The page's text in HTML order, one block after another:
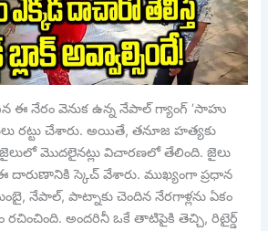
ఈ నేరం వెనుక ఉన్న నేపాల్ గ్యాంగ్ ‘సాహు
రట్టు చేశారు. అయితే, తనూజ హత్యకు
జైలులో మొదలైనట్లు విచారణలో తేలింది. జైలు
దారుణానికి స్కెచ్ వేశారు. ముఖ్యంగా ప్రధాన
నేపాల్, పాట్నాకు చెందిన నేరగాళ్లను ఏకం
అందరినీ ఒకే తాటిపైకి తెచ్చి, రిటైర్డ్